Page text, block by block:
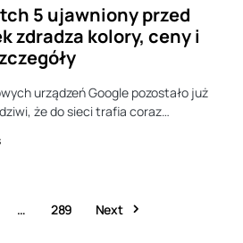
5 ujawniony przed
zdradza kolory, ceny i
urządzeń Google pozostało już
że do sieci trafia coraz…
… 289 Next